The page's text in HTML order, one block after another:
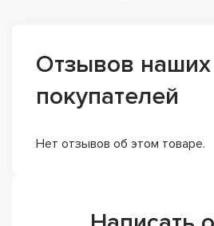
Отзывов наших
покупателей
Нет отзывов об этом товаре.